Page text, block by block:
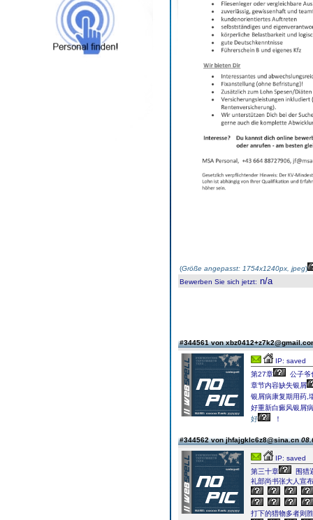
(Größe angepasst: 1754x1240px, jpeg)
Bewerben Sie sich jetzt: n/a
#344561 von
IP: saved
第27章
公子爷
章节内容缺失银屑
银屑病康复期用药,
好重新白癜风银屑
好
！
#344562 von jhfajgklc6z8@sina.cn
IP: saved
第三十章
围猎
礼部尚书张大人宣
打下的猎物多者则